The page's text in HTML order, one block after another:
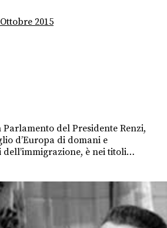
2015
del Presidente Renzi,
d’Europa di domani e
è nei titoli…